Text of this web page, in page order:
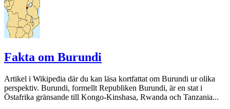
Fakta om Burundi
Artikel i Wikipedia där du kan läsa kortfattat om Burundi ur olika
perspektiv. Burundi, formellt Republiken Burundi, är en stat i
Östafrika gränsande till Kongo-Kinshasa, Rwanda och Tanzania...